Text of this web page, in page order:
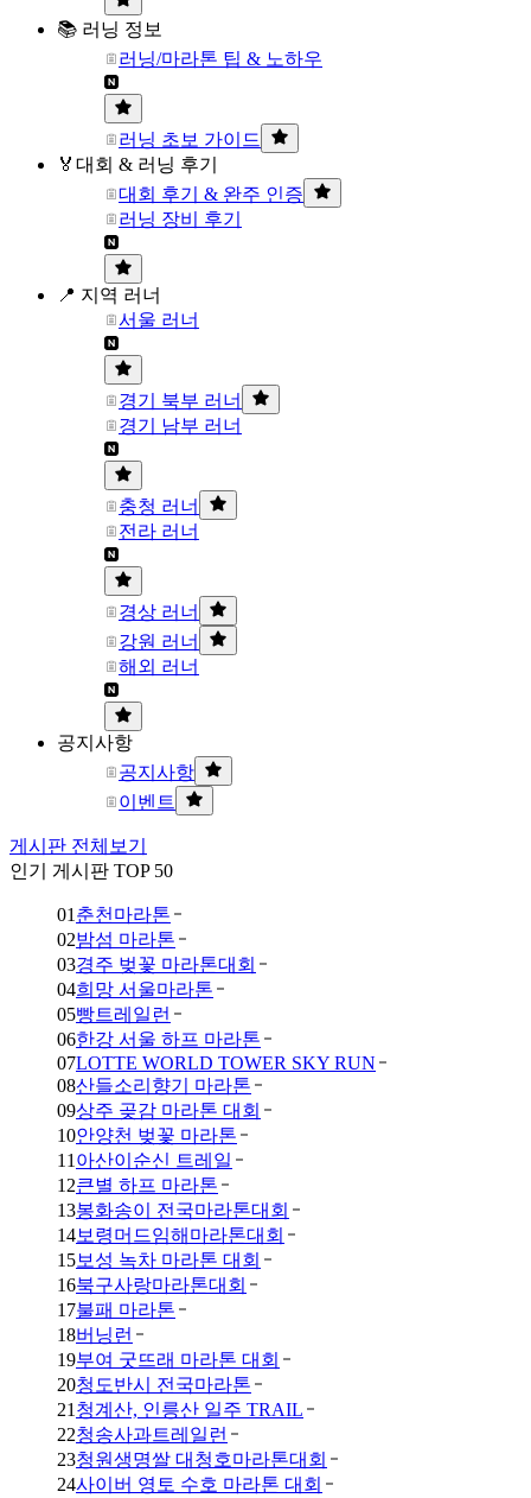
📚 러닝 정보
러닝/마라톤 팁 & 노하우
러닝 초보 가이드
🏅대회 & 러닝 후기
대회 후기 & 완주 인증
러닝 장비 후기
📍 지역 러너
서울 러너
경기 북부 러너
경기 남부 러너
충청 러너
전라 러너
경상 러너
강원 러너
해외 러너
공지사항
공지사항
이벤트
게시판 전체보기
인기 게시판 TOP 50
01 춘천마라톤
02밤섬 마라톤
03경주 벚꽃 마라톤대회
04희망 서울마라톤
05빵트레일런
06한강 서울 하프 마라톤
07LOTTE WORLD TOWER SKY RUN
08산들소리향기 마라톤
09상주 곶감 마라톤 대회
10안양천 벚꽃 마라톤
11 아산이순신 트레일
12큰별 하프 마라톤
13봉화송이 전국마라톤대회
14보령머드임해마라톤대회
15보성 녹차 마라톤 대회
16북구사랑마라톤대회
17불패 마라톤
18버닝런
19부여 굿뜨래 마라톤 대회
20청도반시 전국마라톤
21 청계산, 인릉산 일주 TRAIL
22청송사과트레일런
23청원생명쌀 대청호마라톤대회
24사이버 영토 수호 마라톤 대회